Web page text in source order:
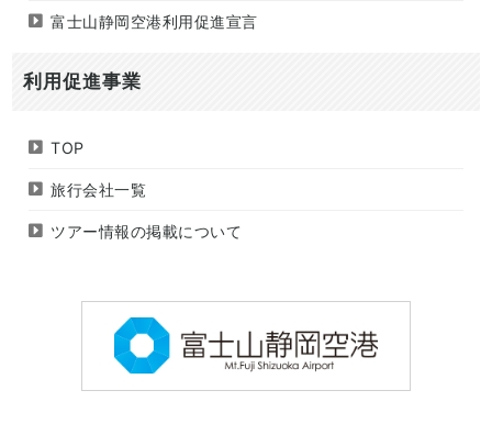
富士山静岡空港利用促進宣言
利用促進事業
TOP
旅行会社一覧
ツアー情報の掲載について